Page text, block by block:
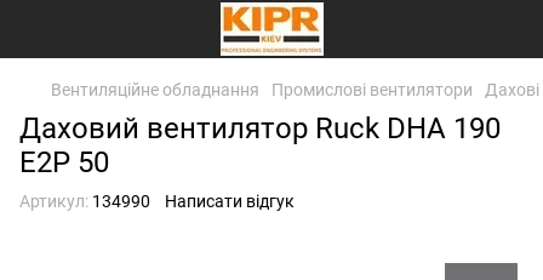
Вентиляційне обладнання Промислові вентилятори
Даховий вентилятор Ruck DHA 190
E2P 50
Артикул: 134990 Написати відгук